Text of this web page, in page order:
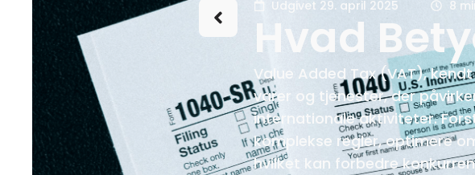
Udgivet 29. april 2025 8
Hvad
Value Added Tax (VAT),
varer og tjenester, der
internationale aktiviteter.
komplekse regler, optimere
hvilket kan forbedre